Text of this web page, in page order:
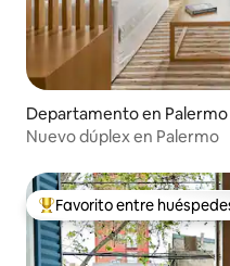
Departamento en Palermo
Nuevo dúplex en Palermo
De los mejores en
Favorito entre